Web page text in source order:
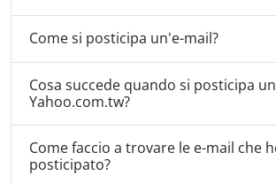
Come si posticipa un'e-mail?
Cosa succede quando si posticipa
Yahoo.com.tw?
Come faccio a trovare le e-mail che
posticipato?